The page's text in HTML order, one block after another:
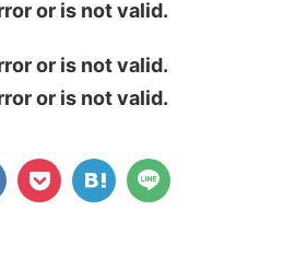
or is not valid.
or is not valid.
or is not valid.